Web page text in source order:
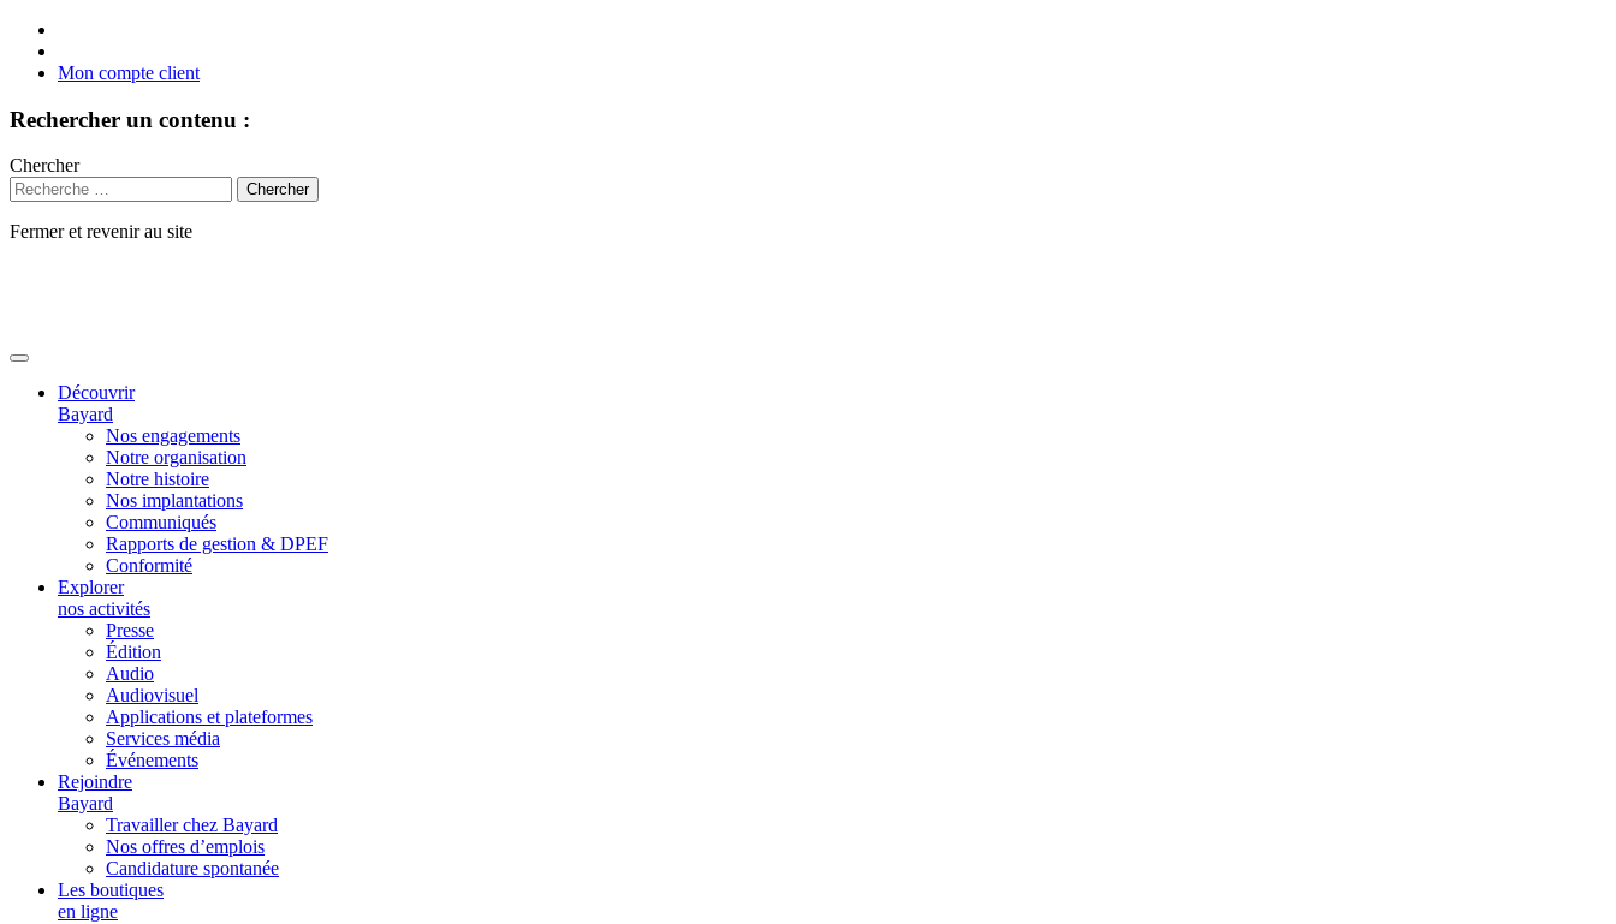
Mon compte client
Rechercher un contenu :
Chercher
Fermer et revenir au site
Découvrir
Bayard
Nos engagements
Notre organisation
Notre histoire
Nos implantations
Communiqués
Rapports de gestion & DPEF
Conformité
Explorer
nos activités
Presse
Édition
Audio
Audiovisuel
Applications et plateformes
Services média
Événements
Rejoindre
Bayard
Travailler chez Bayard
Nos offres d’emplois
Candidature spontanée
Les boutiques
en ligne